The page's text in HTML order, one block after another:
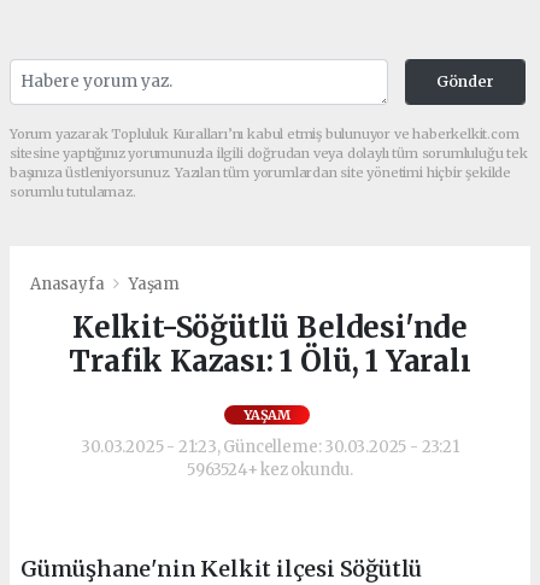
Gönder
Yorum yazarak Topluluk Kuralları’nı kabul etmiş bulunuyor ve haberkelkit.com
sitesine yaptığınız yorumunuzla ilgili doğrudan veya dolaylı tüm sorumluluğu tek
başınıza üstleniyorsunuz. Yazılan tüm yorumlardan site yönetimi hiçbir şekilde
sorumlu tutulamaz.
Anasayfa Yaşam
Kelkit-Söğütlü Beldesi'nde
Trafik Kazası: 1 Ölü, 1 Yaralı
YAŞAM
30.03.2025 - 21:23, Güncelleme: 30.03.2025 - 23:21
5963524+ kez okundu.
Gümüşhane'nin Kelkit ilçesi Söğütlü